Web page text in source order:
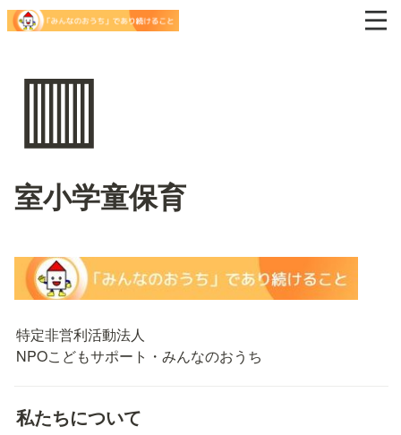
🟥
室小学童保育
特定非営利活動法人
NPOこどもサポート・みんなのおうち
私たちについて